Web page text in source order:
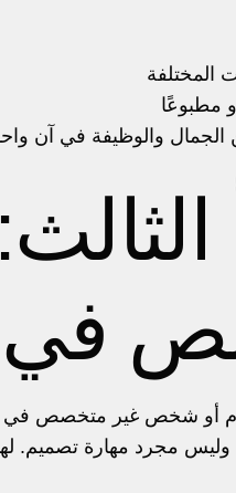
المختلفة
مطبوعًا
الجمال والوظيفة في آن
في
أو شخص غير متخصص في بناء
وليس مجرد مهارة تصميم.